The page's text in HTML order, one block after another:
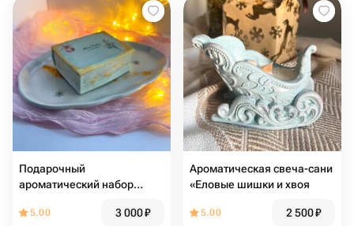
Подарочный
ароматический набор
5.00 3 000₽
Ароматическая свеча-сани
«Еловые шишки и хвоя
5.00 2 500₽